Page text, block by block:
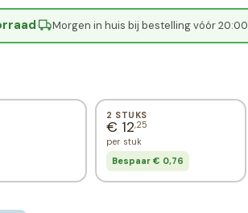
· Morgen in huis bij bestelling vóór 20:00
2 STUKS
€ 12,25
per stuk
Bespaar € 0,76